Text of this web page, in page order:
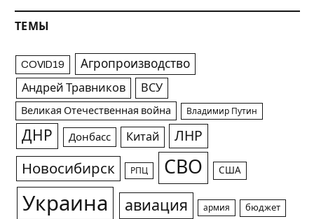
ТЕМЫ
COVID19 Агропроизводство
Андрей Травников ВСУ
Великая Отечественная война Владимир Путин
ДНР Донбасс Китай ЛНР
Новосибирск РПЦ СВО США
Украина авиация армия бюджет